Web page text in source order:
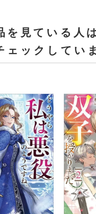
を見ている人
ェックしてい